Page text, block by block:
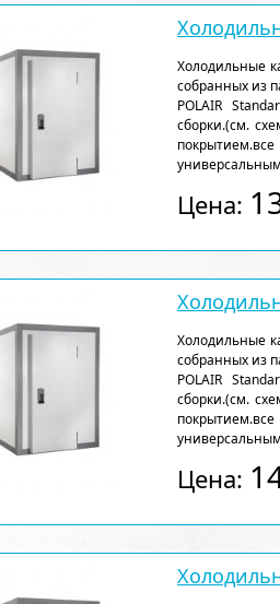
Холодильные
собранных из
POLAIR
сборки.(см.
Цена:
Холодильные
собранных из
POLAIR
сборки.(см.
Цена: